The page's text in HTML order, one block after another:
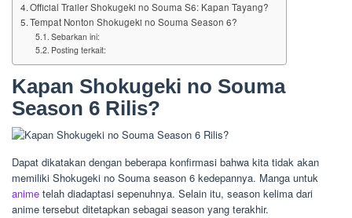
Official Trailer Shokugeki no Souma S6: Kapan Tayang?
Tempat Nonton Shokugeki no Souma Season 6?
Sebarkan ini:
Posting terkait:
Kapan Shokugeki no Souma
Season 6 Rilis?
Dapat dikatakan dengan beberapa konfirmasi bahwa kita tidak akan
memiliki Shokugeki no Souma season 6 kedepannya. Manga untuk
anime telah diadaptasi sepenuhnya. Selain itu, season kelima dari
anime tersebut ditetapkan sebagai season yang terakhir.